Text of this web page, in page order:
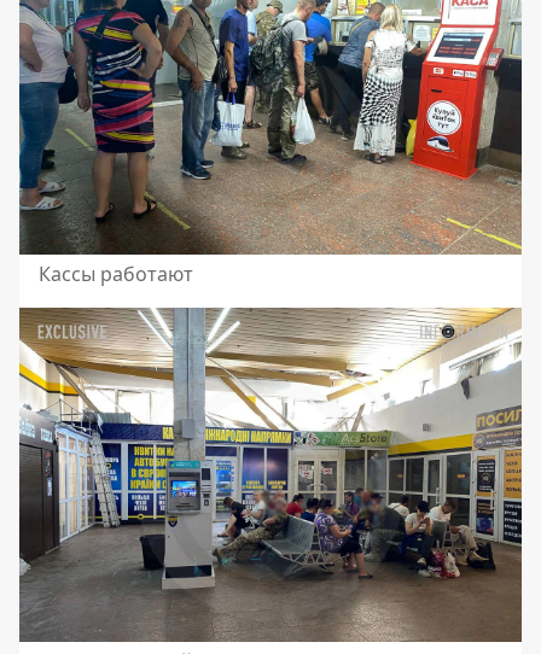
Кассы работают